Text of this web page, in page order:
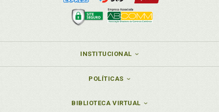
INSTITUCIONAL
POLÍTICAS
BIBLIOTECA VIRTUAL